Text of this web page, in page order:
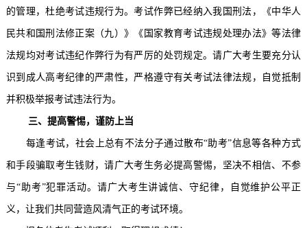
的管理，杜绝考试违规行为。考试作弊已经纳入我国刑法，《中华人
民共和国刑法修正案（九）》《国家教育考试违规处理办法》等法律
法规均对考试违纪作弊行为有严厉的处罚规定。请广大考生要充分认
识到成人高考纪律的严肃性，严格遵守有关考试法律法规，自觉抵制
并积极举报考试违法行为。
三、提高警惕，谨防上当
每逢考试，社会上总有不法分子通过散布“助考”信息等各种方式
和手段骗取考生钱财，请广大考生务必提高警惕，坚决不相信、不参
与“助考”犯罪活动。请广大考生讲诚信、守纪律，自觉维护公平正
义，让我们共同营造风清气正的考试环境。